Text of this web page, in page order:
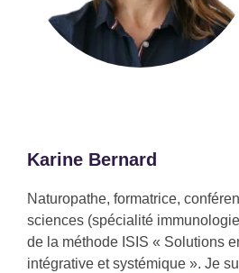
Karine Bernard
Naturopathe, formatrice,
sciences (spécialité
de la méthode ISIS « Solutions
intégrative et systémique ». Je